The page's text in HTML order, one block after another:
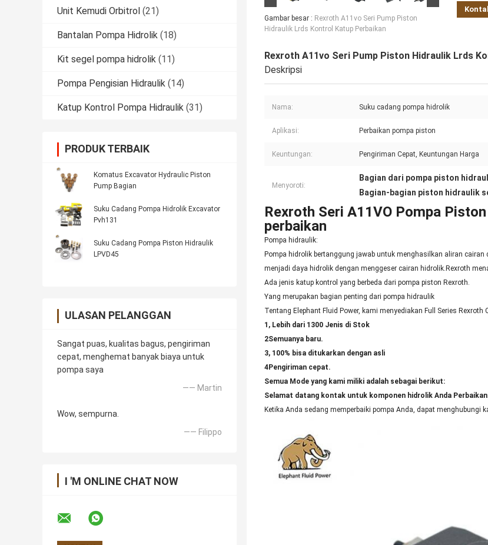
Unit Kemudi Orbitrol (21)
Bantalan Pompa Hidrolik (18)
Kit segel pompa hidrolik (11)
Pompa Pengisian Hidraulik (14)
Katup Kontrol Pompa Hidraulik (31)
PRODUK TERBAIK
Komatus Excavator Hydraulic Piston
Pump Bagian
Suku Cadang Pompa Hidrolik Excavator
Pvh131
Suku Cadang Pompa Piston Hidraulik
LPVD45
ULASAN PELANGGAN
Sangat puas, kualitas bagus, pengiriman
cepat, menghemat banyak biaya untuk
pompa saya
—— Martin
Wow, sempurna.
—— Filippo
I 'M ONLINE CHAT NOW
Gambar besar : Rexroth A11vo Seri Pump Piston
Hidraulik Lrds Kontrol Katup Perbaikan
Rexroth A11vo Seri Pump Piston Hidraulik Lrds
Deskripsi
Nama: Suku cadang pompa hidrolik
Aplikasi: Perbaikan pompa piston
Keuntungan: Pengiriman Cepat, Keuntungan Harga
Menyoroti:
Bagian dari pompa piston
Bagian-bagian piston hidraulik
Rexroth Seri A11VO Pompa
perbaikan
Pompa hidraulik:
Pompa hidrolik bertanggung jawab untuk menghasilkan aliran
menjadi daya hidrolik dengan menggeser cairan hidrolik.Rexroth
Ada jenis katup kontrol yang berbeda dari pompa piston Rexroth.
Yang merupakan bagian penting dari pompa hidraulik
Tentang Elephant Fluid Power, kami menyediakan Full Series Rexroth
1, Lebih dari 1300 Jenis di Stok
2Semuanya baru.
3, 100% bisa ditukarkan dengan asli
4Pengiriman cepat.
Semua Mode yang kami miliki adalah sebagai berikut:
Selamat datang kontak untuk komponen hidrolik Anda
Ketika Anda sedang memperbaiki pompa Anda, dapat menghubungi